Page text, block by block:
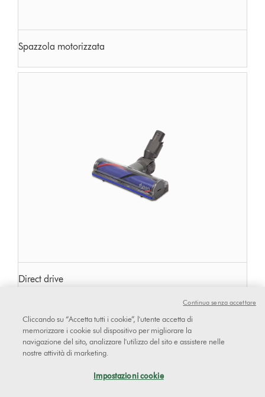
Spazzola motorizzata
Direct drive
Cliccando su “Accetta tutti i cookie”, l'utente accetta di
memorizzare i cookie sul dispositivo per migliorare la
navigazione del sito, analizzare l'utilizzo del sito e assistere nelle
nostre attività di marketing.
Impostazioni cookie
Continua senza accettare